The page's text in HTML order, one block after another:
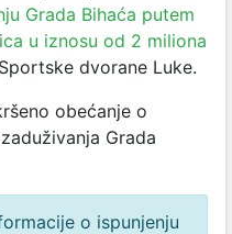
Grada Bihaća putem
u iznosu od 2 miliona
dvorane Luke.
obećanje o
Grada
o ispunjenju